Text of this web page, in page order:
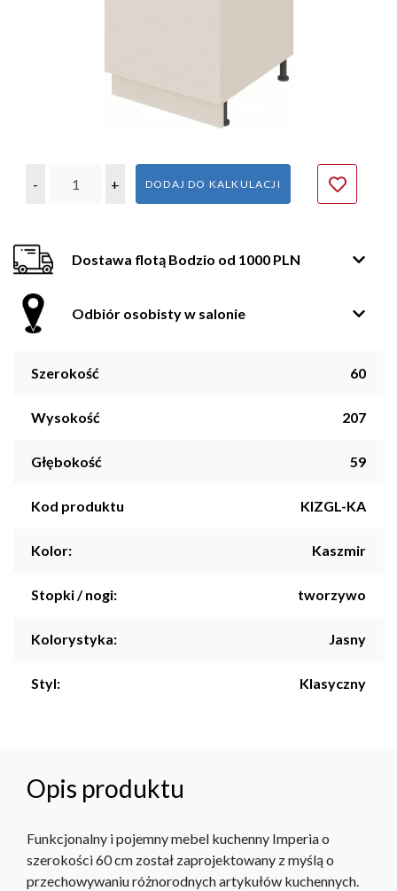
- + DODAJ DO KALKULACJI
Dostawa flotą Bodzio od 1000 PLN
Odbiór osobisty w salonie
Szerokość 60
Wysokość 207
Głębokość 59
Kod produktu KIZGL-KA
Kolor: Kaszmir
Stopki / nogi: tworzywo
Kolorystyka: Jasny
Styl: Klasyczny
Opis produktu
Funkcjonalny i pojemny mebel kuchenny Imperia o
szerokości 60 cm został zaprojektowany z myślą o
przechowywaniu różnorodnych artykułów kuchennych.